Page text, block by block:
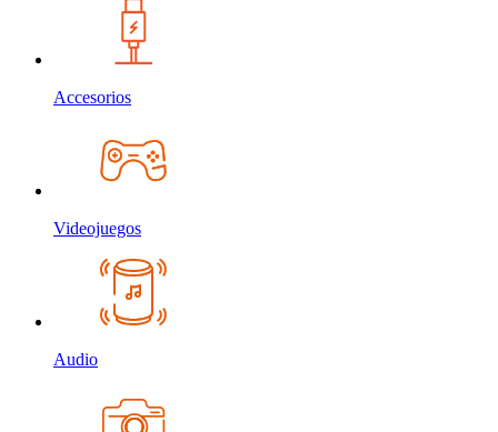
Accesorios
Videojuegos
Audio